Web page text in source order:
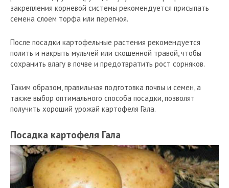
закрепления корневой системы рекомендуется присыпать
семена слоем торфа или перегноя.
После посадки картофельные растения рекомендуется
полить и накрыть мульчей или скошенной травой, чтобы
сохранить влагу в почве и предотвратить рост сорняков.
Таким образом, правильная подготовка почвы и семен, а
также выбор оптимального способа посадки, позволят
получить хороший урожай картофеля Гала.
Посадка картофеля Гала